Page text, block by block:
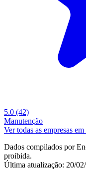
5.0 (42)
Manutenção
Ver todas as empresas
Dados compilados por
proibida.
Última atualização: 20/